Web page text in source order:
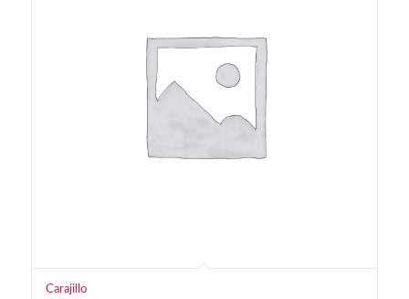
Carajillo